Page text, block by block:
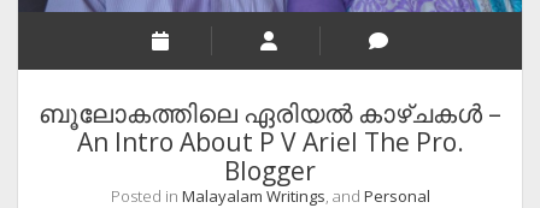
ബൂലോകത്തിലെ ഏരിയല്‍ കാഴ്ചകള്‍ –
An Intro About P V Ariel The Pro.
Blogger
Posted in Malayalam Writings, and Personal